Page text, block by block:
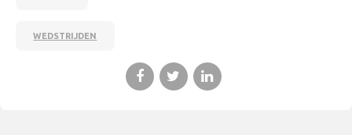
WEDSTRIJDEN